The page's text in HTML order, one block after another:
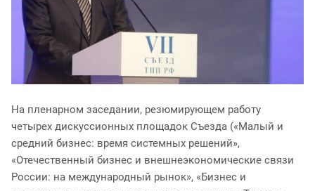
На пленарном заседании, резюмирующем работу
четырех дискуссионных площадок Съезда («Малый и
средний бизнес: время системных решений»,
«Отечественный бизнес и внешнеэкономические связи
России: на международный рынок», «Бизнес и